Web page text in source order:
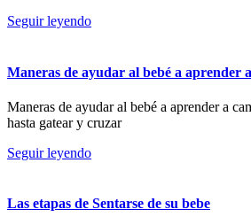
Seguir leyendo
Maneras de ayudar al bebé a aprender
Maneras de ayudar al bebé a aprender a
hasta gatear y cruzar
Seguir leyendo
Las etapas de Sentarse de su bebe